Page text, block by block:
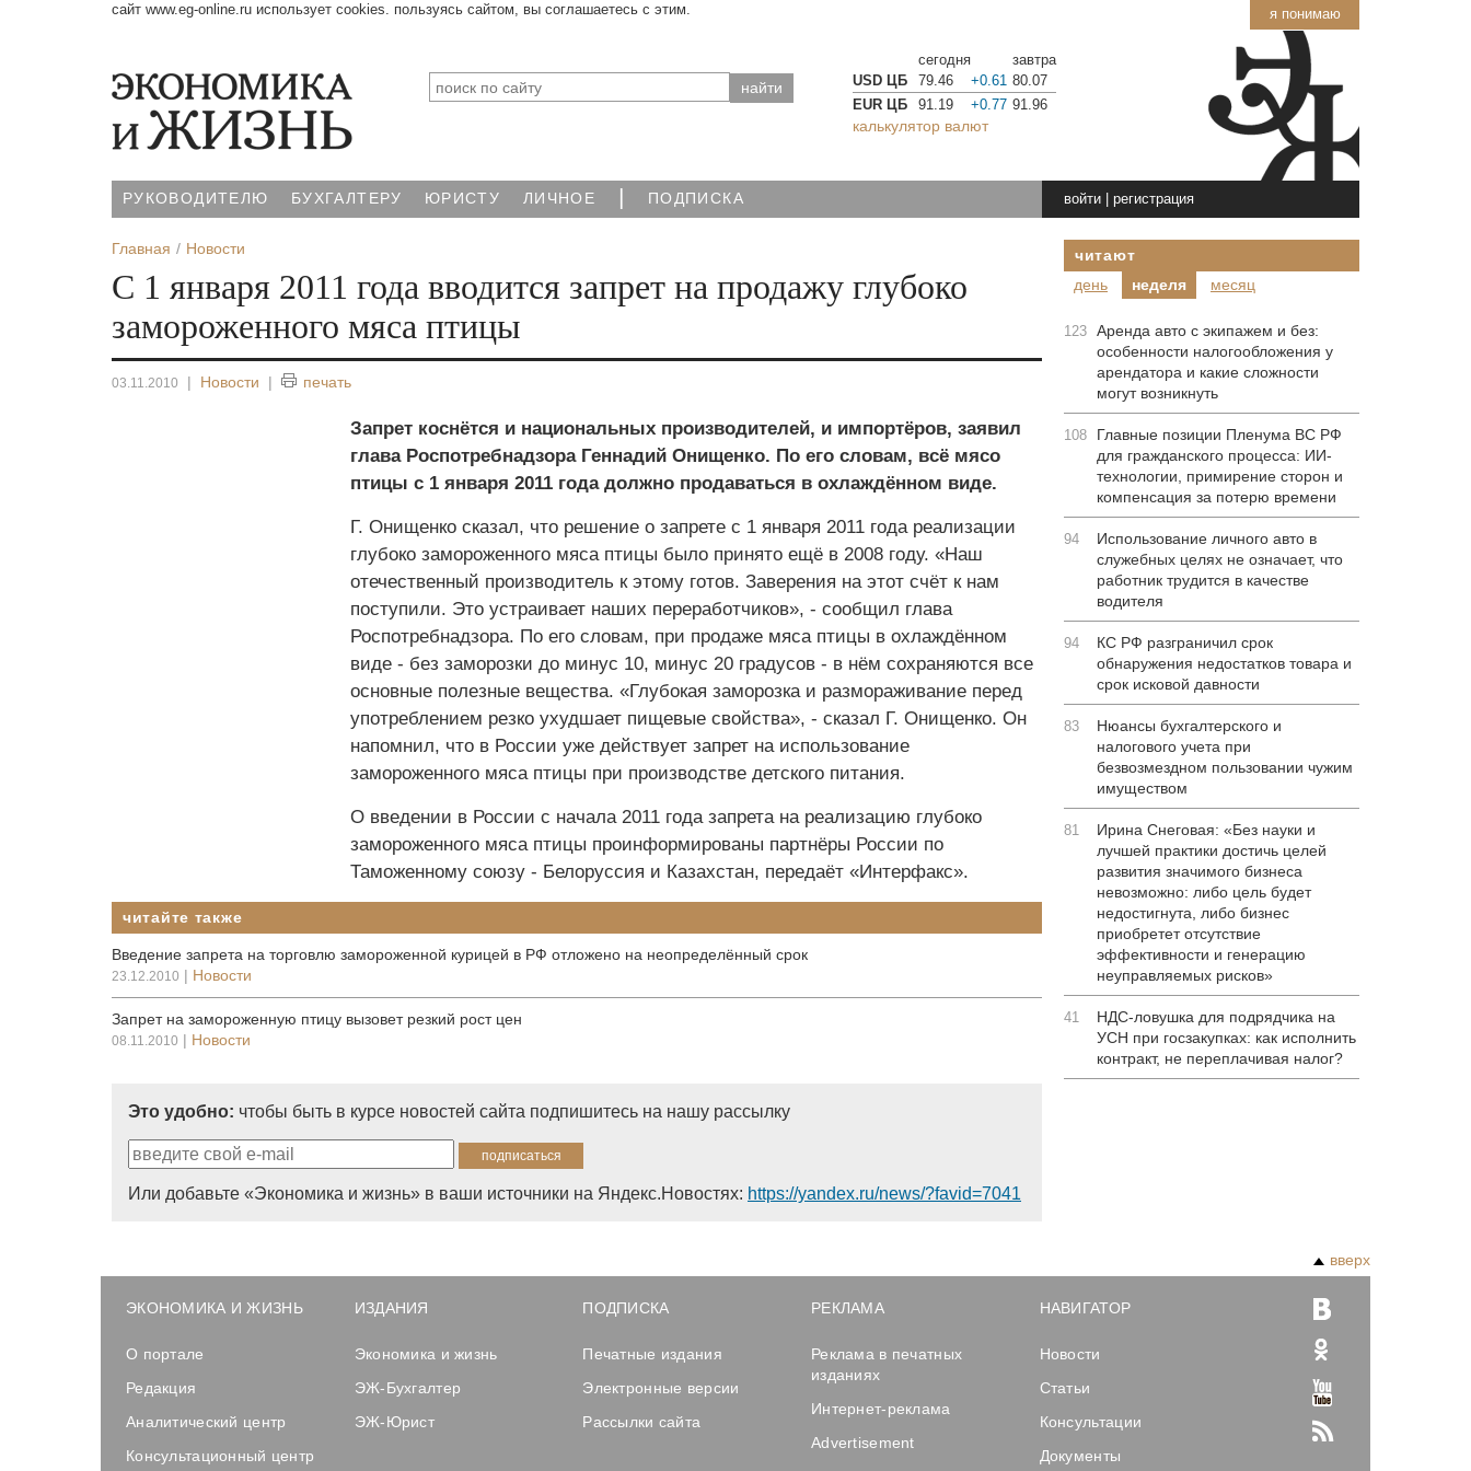
я понимаю
сайт www.eg-online.ru использует cookies. пользуясь сайтом, вы соглашаетесь с этим.
сегодня
завтра
USD ЦБ
79.46 +0.61 80.07
EUR ЦБ
91.19 +0.77 91.96
калькулятор валют
РУКОВОДИТЕЛЮ БУХГАЛТЕРУ ЮРИСТУ ЛИЧНОЕ | ПОДПИСКА войти| регистрация
Главная Новости
С 1 января 2011 года вводится запрет на продажу глубоко
замороженного мяса птицы
03.11.2010 | Новости | печать
Запрет коснётся и национальных производителей, и импортёров, заявил
глава Роспотребнадзора Геннадий Онищенко. По его словам, всё мясо
птицы с 1 января 2011 года должно продаваться в охлаждённом виде.
Г. Онищенко сказал, что решение о запрете с 1 января 2011 года реализации
глубоко замороженного мяса птицы было принято ещё в 2008 году. «Наш
отечественный производитель к этому готов. Заверения на этот счёт к нам
поступили. Это устраивает наших переработчиков», - сообщил глава
Роспотребнадзора. По его словам, при продаже мяса птицы в охлаждённом
виде - без заморозки до минус 10, минус 20 градусов - в нём сохраняются все
основные полезные вещества. «Глубокая заморозка и размораживание перед
употреблением резко ухудшает пищевые свойства», - сказал Г. Онищенко. Он
напомнил, что в России уже действует запрет на использование
замороженного мяса птицы при производстве детского питания.
О введении в России с начала 2011 года запрета на реализацию глубоко
замороженного мяса птицы проинформированы партнёры России по
Таможенному союзу - Белоруссия и Казахстан, передаёт «Интерфакс».
читайте также
Введение запрета на торговлю замороженной курицей в РФ отложено на неопределённый срок
23.12.2010 | Новости
Запрет на замороженную птицу вызовет резкий рост цен
08.11.2010 | Новости
Это удобно: чтобы быть в курсе новостей сайта подпишитесь на нашу рассылку
Или добавьте «Экономика и жизнь» в ваши источники на Яндекс.Новостях: https://yandex.ru/news/?favid=7041
читают
день
неделя месяц
123 Аренда авто с экипажем и без:
особенности налогообложения у
арендатора и какие сложности
могут возникнуть
108
Главные позиции Пленума ВС РФ
для гражданского процесса: ИИ-
технологии, примирение сторон и
компенсация за потерю времени
94
Использование личного авто в
служебных целях не означает, что
работник трудится в качестве
водителя
94
КС РФ разграничил срок
обнаружения недостатков товара и
срок исковой давности
83
Нюансы бухгалтерского и
налогового учета при
безвозмездном пользовании чужим
имуществом
81
Ирина Снеговая: «Без науки и
лучшей практики достичь целей
развития значимого бизнеса
невозможно: либо цель будет
недостигнута, либо бизнес
приобретет отсутствие
эффективности и генерацию
неуправляемых рисков»
41
НДС-ловушка для подрядчика на
УСН при госзакупках: как исполнить
контракт, не переплачивая налог?
вверх
ЭКОНОМИКА И ЖИЗНЬ
О портале
Редакция
Аналитический центр
Консультационный центр
ИЗДАНИЯ
Экономика и жизнь
ЭЖ-Бухгалтер
ЭЖ-Юрист
ПОДПИСКА
Печатные издания
Электронные версии
Рассылки сайта
РЕКЛАМА
Реклама в печатных
изданиях
Интернет-реклама
Advertisement
НАВИГАТОР
Новости
Статьи
Консультации
Документы